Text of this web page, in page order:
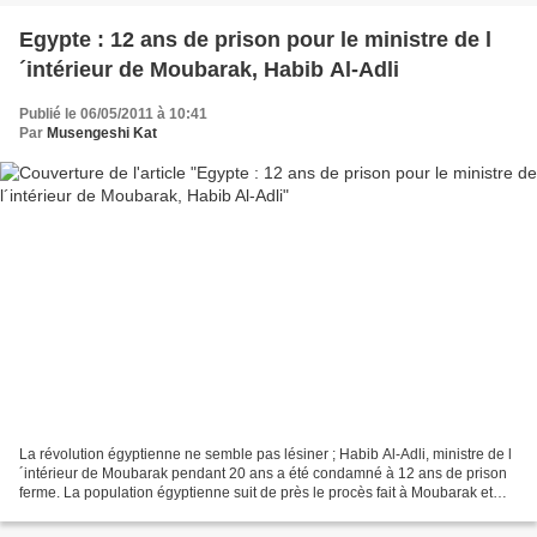
Egypte : 12 ans de prison pour le ministre de l
´intérieur de Moubarak, Habib Al-Adli
Publié le 06/05/2011 à 10:41
Par Musengeshi Kat
La révolution égyptienne ne semble pas lésiner ; Habib Al-Adli, ministre de l
´intérieur de Moubarak pendant 20 ans a été condamné à 12 ans de prison
ferme. La population égyptienne suit de près le procès fait à Moubarak et